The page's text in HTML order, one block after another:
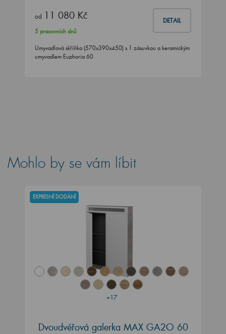
od 11 080 Kč DETAIL
5 pracovních dnů
Umyvadlová skříňka (570x390x450) s 1 zásuvkou a keramickým
umyvadlem Euphoria 60
Mohlo by se vám líbit
+17
EXPRESNÍ DODÁNÍ
Dvoudvéřová galerka MAX GA2O 60